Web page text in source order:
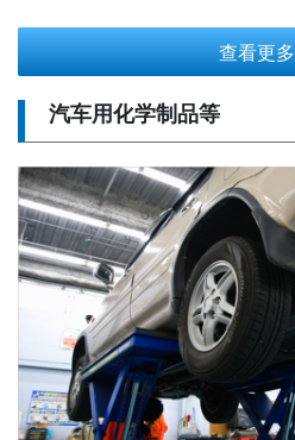
查看更多
汽车用化学制品等